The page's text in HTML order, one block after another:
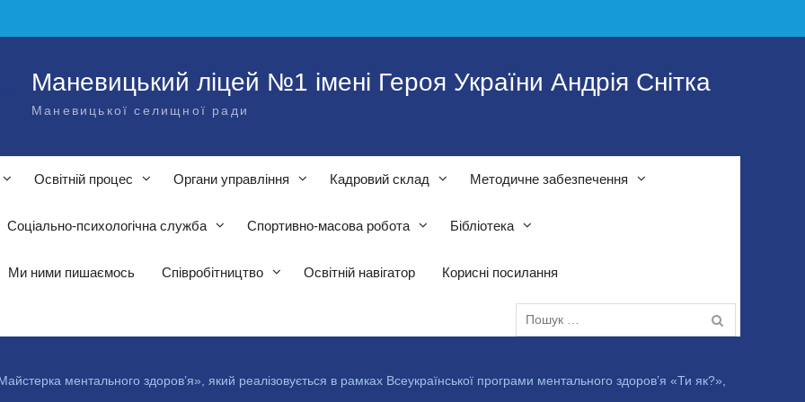
Маневицький ліцей №1 імені Героя України Андрія Снітка
Маневицької селищної ради
Освітній процес Органи управління Кадровий склад Методичне забезпечення
Соціально-психологічна служба Спортивно-масова робота Бібліотека
Ми ними пишаємось Співробітництво Освітній навігатор Корисні посилання
Пошук:
ментального здоров’я», який реалізовується в рамках Всеукраїнської програми ментального здоров’я «Ти як?»,